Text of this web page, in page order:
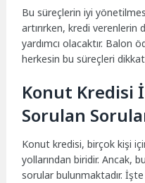
Bu süreçlerin iyi
artırırken, kredi
yardımcı olacaktır. Balon
herkesin bu süreçleri
Konut Kredisi
Sorulan
Konut kredisi, birçok kişi
yollarından biridir. Ancak,
sorular bulunmaktadır.